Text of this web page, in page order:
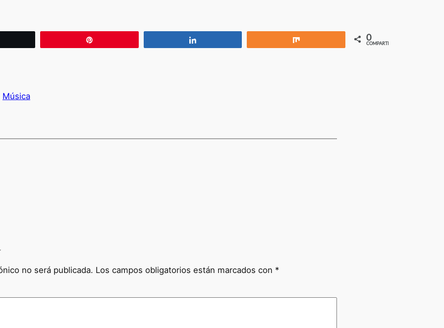
0
COMPARTIR
Música
no será publicada. Los campos obligatorios están marcados con *